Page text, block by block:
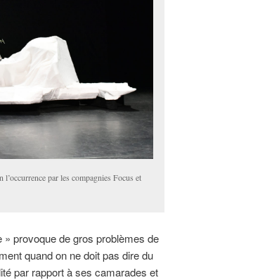
par les compagnies Focus et
provoque de gros problèmes de
quand on ne doit pas dire du
par rapport à ses camarades et